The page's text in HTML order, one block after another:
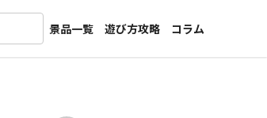
景品一覧
新着景品
遊び方攻略
コラム
インタビュー